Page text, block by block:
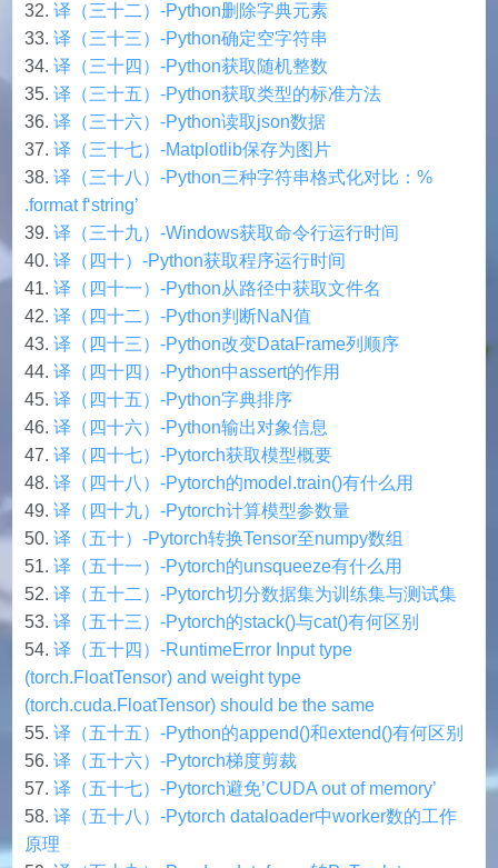
译（三十二）-Python删除字典元素
译（三十三）-Python确定空字符串
译（三十四）-Python获取随机整数
译（三十五）-Python获取类型的标准方法
译（三十六）-Python读取json数据
译（三十七）-Matplotlib保存为图片
译（三十八）-Python三种字符串格式化对比：%
.format f‘string’
译（三十九）-Windows获取命令行运行时间
译（四十）-Python获取程序运行时间
译（四十一）-Python从路径中获取文件名
译（四十二）-Python判断NaN值
译（四十三）-Python改变DataFrame列顺序
译（四十四）-Python中assert的作用
译（四十五）-Python字典排序
译（四十六）-Python输出对象信息
译（四十七）-Pytorch获取模型概要
译（四十八）-Pytorch的model.train()有什么用
译（四十九）-Pytorch计算模型参数量
译（五十）-Pytorch转换Tensor至numpy数组
译（五十一）-Pytorch的unsqueeze有什么用
译（五十二）-Pytorch切分数据集为训练集与测试集
译（五十三）-Pytorch的stack()与cat()有何区别
译（五十四）-RuntimeError Input type
(torch.FloatTensor) and weight type
(torch.cuda.FloatTensor) should be the same
译（五十五）-Python的append()和extend()有何区别
译（五十六）-Pytorch梯度剪裁
译（五十七）-Pytorch避免’CUDA out of memory’
译（五十八）-Pytorch dataloader中worker数的工作
原理